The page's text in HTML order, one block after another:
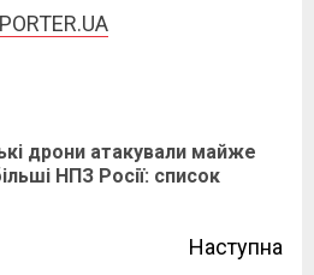
дрони атакували майже
НПЗ Росії: список
Наступна